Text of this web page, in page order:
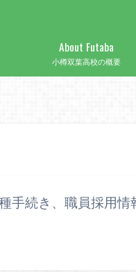
小樽双葉高校の概要
About Futaba
手続き、職員採用情